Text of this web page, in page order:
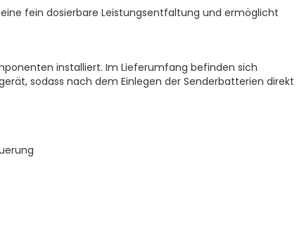
fein dosierbare Leistungsentfaltung und ermöglicht
installiert. Im Lieferumfang befinden sich
sodass nach dem Einlegen der Senderbatterien direkt